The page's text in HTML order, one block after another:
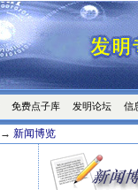
免费点子库 发明论坛 信
→ 新闻博览